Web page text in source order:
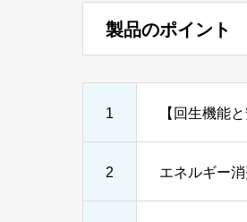
製品のポイント
1 【回生機能
2 エネルギー